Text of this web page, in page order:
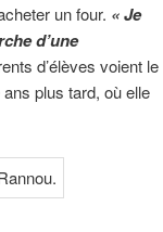
un four. « Je
d’une
d’élèves voient le
plus tard, où elle